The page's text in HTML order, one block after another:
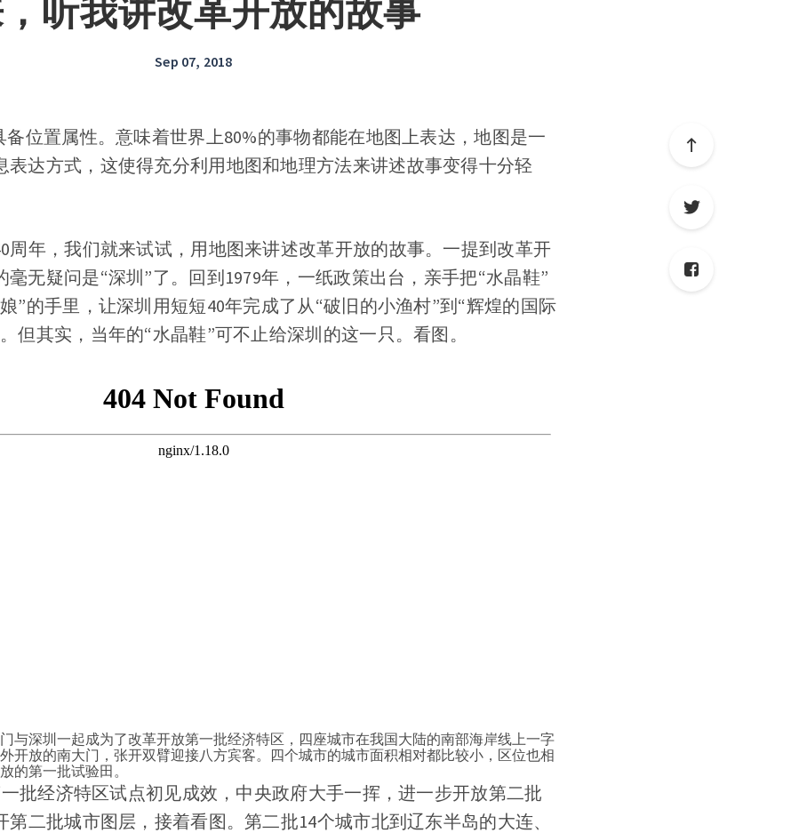
听我讲改革开放的故事
Sep 07, 2018
备位置属性。意味着世界上80%的事物都能在地图上表达，地图是一
表达方式，这使得充分利用地图和地理方法来讲述故事变得十分轻
周年，我们就来试试，用地图来讲述改革开放的故事。一提到改革开
无疑问是“深圳”了。回到1979年，一纸政策出台，亲手把“水晶鞋”
”的手里，让深圳用短短40年完成了从“破旧的小渔村”到“辉煌的国际
但其实，当年的“水晶鞋”可不止给深圳的这一只。看图。
与深圳一起成为了改革开放第一批经济特区，四座城市在我国大陆的南部海岸线上一字
开放的南大门，张开双臂迎接八方宾客。四个城市的城市面积相对都比较小，区位也相
的第一批试验田。
批经济特区试点初见成效，中央政府大手一挥，进一步开放第二批
第二批城市图层，接着看图。第二批14个城市北到辽东半岛的大连、